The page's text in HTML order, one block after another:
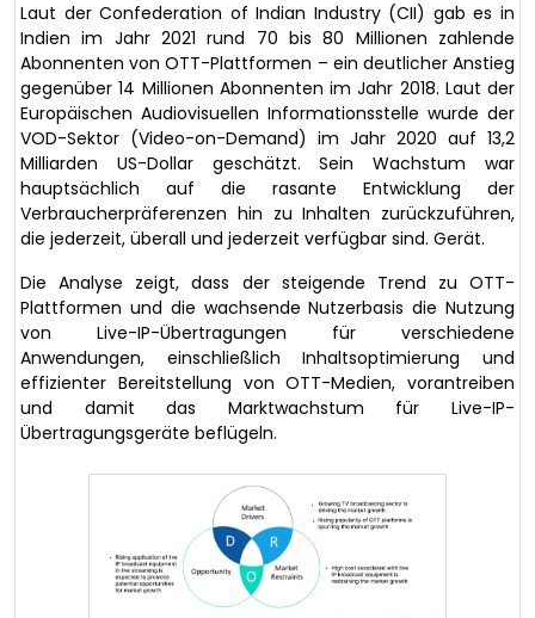
Laut der Confederation of Indian Industry (CII) gab es in
Indien im Jahr 2021 rund 70 bis 80 Millionen zahlende
Abonnenten von OTT-Plattformen – ein deutlicher Anstieg
gegenüber 14 Millionen Abonnenten im Jahr 2018. Laut der
Europäischen Audiovisuellen Informationsstelle wurde der
VOD-Sektor (Video-on-Demand) im Jahr 2020 auf 13,2
Milliarden US-Dollar geschätzt. Sein Wachstum war
hauptsächlich auf die rasante Entwicklung der
Verbraucherpräferenzen hin zu Inhalten zurückzuführen,
die jederzeit, überall und jederzeit verfügbar sind. Gerät.
Die Analyse zeigt, dass der steigende Trend zu OTT-
Plattformen und die wachsende Nutzerbasis die Nutzung
von Live-IP-Übertragungen für verschiedene
Anwendungen, einschließlich Inhaltsoptimierung und
effizienter Bereitstellung von OTT-Medien, vorantreiben
und damit das Marktwachstum für Live-IP-
Übertragungsgeräte beflügeln.